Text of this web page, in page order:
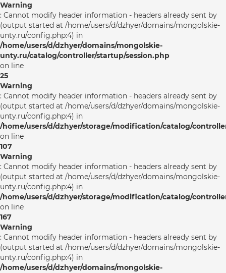
Warning
: Cannot modify header information - headers already sent by
(output started at /home/users/d/dzhyer/domains/mongolskie-
unty.ru/config.php:4) in
/home/users/d/dzhyer/domains/mongolskie-
unty.ru/catalog/controller/startup/session.php
on line
25
Warning
: Cannot modify header information - headers already sent by
(output started at /home/users/d/dzhyer/domains/mongolskie-
unty.ru/config.php:4) in
/home/users/d/dzhyer/storage/modification/catalog/
on line
107
Warning
: Cannot modify header information - headers already sent by
(output started at /home/users/d/dzhyer/domains/mongolskie-
unty.ru/config.php:4) in
/home/users/d/dzhyer/storage/modification/catalog/
on line
167
Warning
: Cannot modify header information - headers already sent by
(output started at /home/users/d/dzhyer/domains/mongolskie-
unty.ru/config.php:4) in
/home/users/d/dzhyer/domains/mongolskie-